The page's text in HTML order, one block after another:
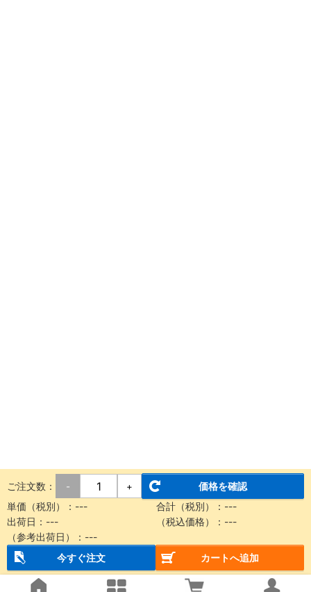
ご注文数： - +
価格を確認
単価（税別）： --- 合計（税別）： ---
出荷日： --- （税込価格）： ---
（参考出荷日）： ---
今すぐ注文
カートへ追加